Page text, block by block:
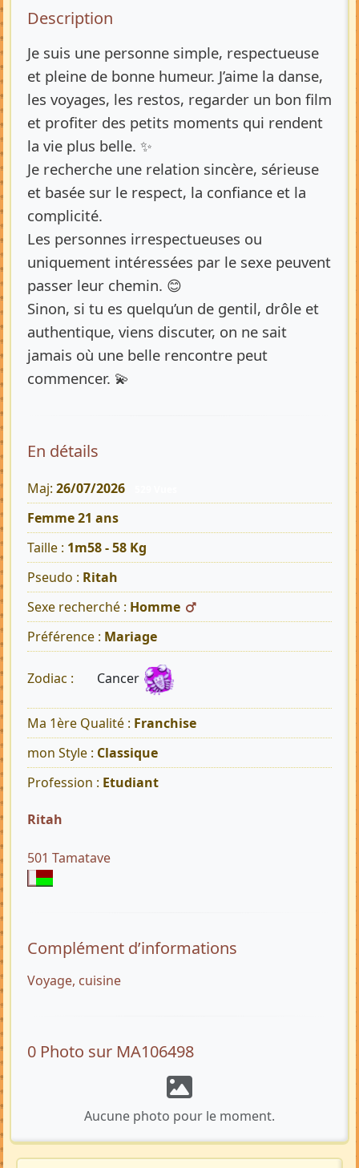
Description de l’annonce
Description
Je suis une personne simple, respectueuse
et pleine de bonne humeur. J’aime la danse,
les voyages, les restos, regarder un bon film
et profiter des petits moments qui rendent
la vie plus belle. ✨
Je recherche une relation sincère, sérieuse
et basée sur le respect, la confiance et la
complicité.
Les personnes irrespectueuses ou
uniquement intéressées par le sexe peuvent
passer leur chemin. 😊
Sinon, si tu es quelqu’un de gentil, drôle et
authentique, viens discuter, on ne sait
jamais où une belle rencontre peut
commencer. 💫
En détails
Maj: 26/07/2026
Femme 21 ans
Taille : 1m58 - 58 Kg
Pseudo : Ritah
Sexe recherché : Homme
Préférence : Mariage
Zodiac : Cancer
Ma 1ère Qualité : Franchise
mon Style : Classique
Profession : Etudiant
Ritah
501 Tamatave
Complément d’informations
Voyage, cuisine
0 Photo sur MA106498
Aucune photo pour le moment.